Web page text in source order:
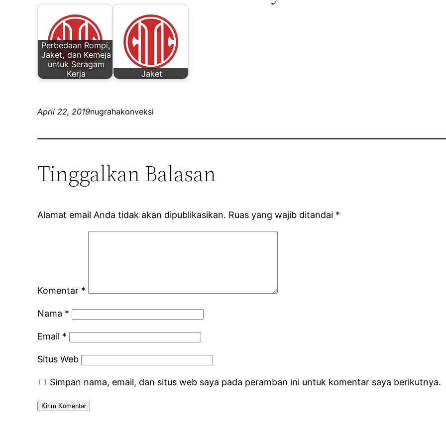
Perbedaan Rompi,
Jaket, dan Kemeja
untuk Seragam
Kerja
Jaket
April 22, 2019nugrahakonveksi
Tinggalkan Balasan
Alamat email Anda tidak akan dipublikasikan. Ruas yang wajib ditandai *
Komentar *
Nama *
Email *
Situs Web
Simpan nama, email, dan situs web saya pada peramban ini untuk komentar saya berikutnya.